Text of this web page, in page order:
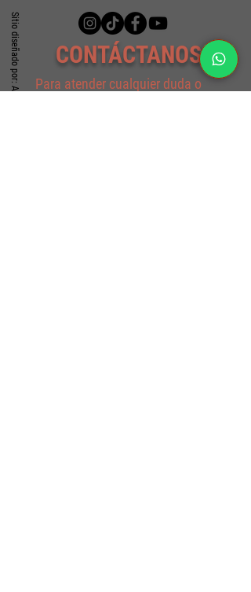
Sitio diseñado por: Alfredo A. Santoyo CONTÁCTANOS
Para atender cualquier duda o